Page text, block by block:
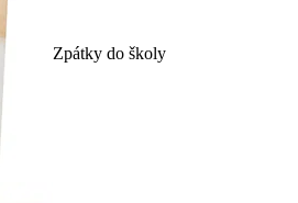
Zpátky do školy